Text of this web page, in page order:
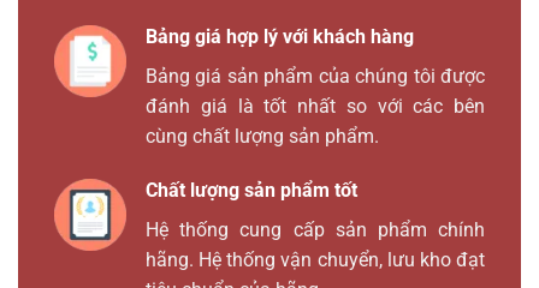
Bảng giá hợp lý với khách hàng
Bảng giá sản phẩm của chúng tôi được
đánh giá là tốt nhất so với các bên
cùng chất lượng sản phẩm.
Chất lượng sản phẩm tốt
Hệ thống cung cấp sản phẩm chính
hãng. Hệ thống vận chuyển, lưu kho đạt